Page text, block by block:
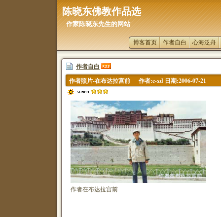
陈晓东佛教作品选
作家陈晓东先生的网站
博客首页 作者自白 心海泛舟
作者自白
作者照片-在布达拉宫前 作者:c-xd 日期:2006-07-21
作者在布达拉宫前